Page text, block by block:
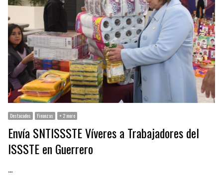
Destacados Finanzas + 2 more
Envía SNTISSSTE Víveres a Trabajadores del
ISSSTE en Guerrero
…